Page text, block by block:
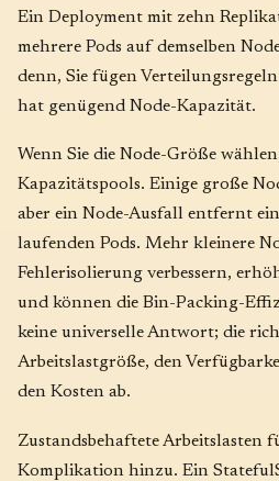
Ein Deployment mit zehn
mehrere Pods auf demselben
denn, Sie fügen
hat genügend Node-Kapazität.
Wenn Sie die Node-Größe
Kapazitätspools. Einige große
aber ein Node-Ausfall entfernt
laufenden Pods. Mehr kleinere
Fehlerisolierung verbessern,
und können die Bin-Packing-
keine universelle Antwort; die
Arbeitslastgröße, den
den Kosten ab.
Zustandsbehaftete Arbeitslasten
Komplikation hinzu. Ein